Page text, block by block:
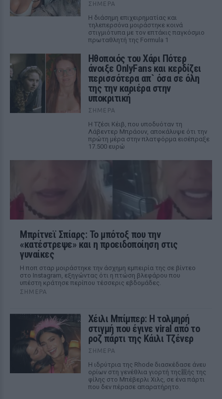
ΣΉΜΕΡΑ
Η διάσημη επιχειρηματίας και
τηλεπερσόνα μοιράστηκε κοινά
στιγμιότυπα με τον επτάκις παγκόσμιο
πρωταθλητή της Formula 1
Ηθοποιός του Χάρι Πότερ
άνοιξε OnlyFans και κερδίζει
περισσότερα απ` όσα σε όλη
της την καριέρα στην
υποκριτική
ΣΉΜΕΡΑ
Η Τζέσι Κέιβ, που υποδυόταν τη
Λάβεντερ Μπράουν, αποκάλυψε ότι την
πρώτη μέρα στην πλατφόρμα εισέπραξε
17.500 ευρώ
Μπρίτνεϊ Σπίαρς: Το μπότοξ που την
«κατέστρεψε» και η προειδοποίηση στις
γυναίκες
Η ποπ σταρ μοιράστηκε την άσχημη εμπειρία της σε βίντεο
στο Instagram, εξηγώντας ότι η πτώση βλεφάρου που
υπέστη κράτησε περίπου τέσσερις εβδομάδες.
ΣΉΜΕΡΑ
Χέιλι Μπίμπερ: Η τολμηρή
στιγμή που έγινε viral από το
ροζ πάρτι της Κάιλι Τζένερ
ΣΉΜΕΡΑ
Η ιδρύτρια της Rhode διασκέδασε άνευ
ορίων στη γενέθλια γιορτή της親ής της
φίλης στο Μπέβερλι Χιλς, σε ένα πάρτι
που δεν πέρασε απαρατήρητο.